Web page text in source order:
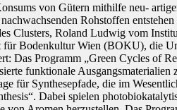
von Gütern mithilfe neu-
Rohstoffen
Clusters, Roland Ludwig vom
Bodenkultur Wien (BOKU), die
Das Programm „Green Cycles of
funktionale
für Synthesepfade, die im
Dabei spielen